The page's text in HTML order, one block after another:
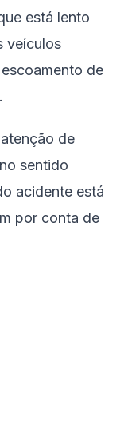
está lento
veículos
de
de
sentido
acidente está
por conta de